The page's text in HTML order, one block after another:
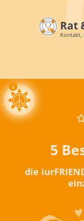
Rat
Kontakt,
5
die